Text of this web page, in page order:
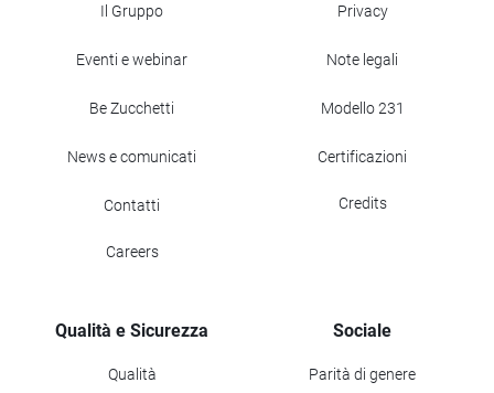
Il Gruppo
Eventi e webinar
Be Zucchetti
News e comunicati
Contatti
Careers
Privacy
Note legali
Modello 231
Certificazioni
Credits
Qualità e Sicurezza
Qualità
Sociale
Parità di genere